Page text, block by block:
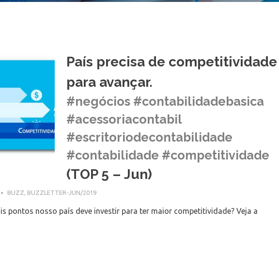
País precisa de competitividade
para avançar.
#negócios #contabilidadebasica
#acessoriacontabil
#escritoriodecontabilidade
#contabilidade #competitividade
(TOP 5 – Jun)
BUZZ, BUZZLETTER-JUN/2019
pontos nosso país deve investir para ter maior competitividade? Veja a